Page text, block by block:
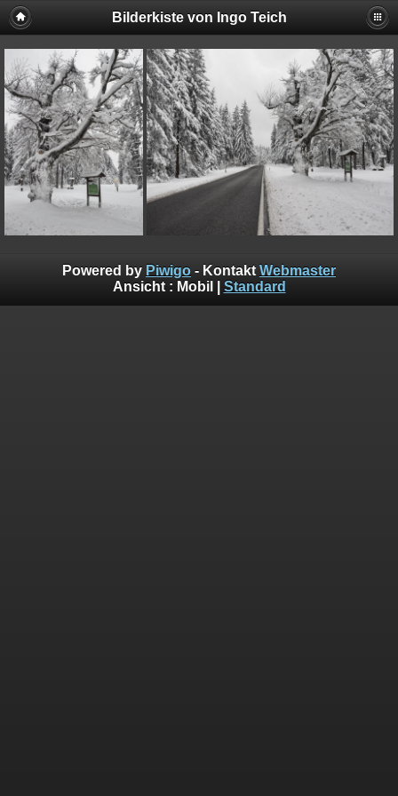
Bilderkiste von Ingo Teich
Powered by Piwigo - Kontakt Webmaster
Ansicht : Mobil Standard